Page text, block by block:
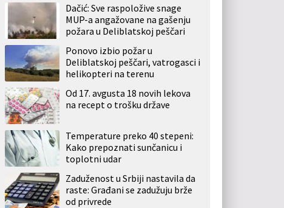
Dačić: Sve raspoložive snage
MUP-a angažovane na gašenju
požara u Deliblatskoj peščari
Ponovo izbio požar u
Deliblatskoj peščari, vatrogasci i
helikopteri na terenu
Od 17. avgusta 18 novih lekova
na recept o trošku države
Temperature preko 40 stepeni:
Kako prepoznati sunčanicu i
toplotni udar
Zaduženost u Srbiji nastavila da
raste: Građani se zadužuju brže
od privrede